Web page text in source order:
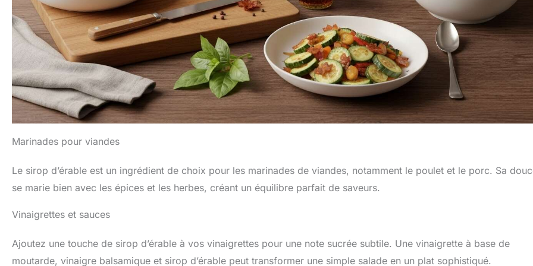
Marinades pour viandes
Le sirop d’érable est un ingrédient de choix pour les marinades de viandes, notamment le poulet et le porc. Sa
se marie bien avec les épices et les herbes, créant un équilibre parfait de saveurs.
Vinaigrettes et sauces
Ajoutez une touche de sirop d’érable à vos vinaigrettes pour une note sucrée subtile. Une vinaigrette à base de
moutarde, vinaigre balsamique et sirop d’érable peut transformer une simple salade en un plat sophistiqué.